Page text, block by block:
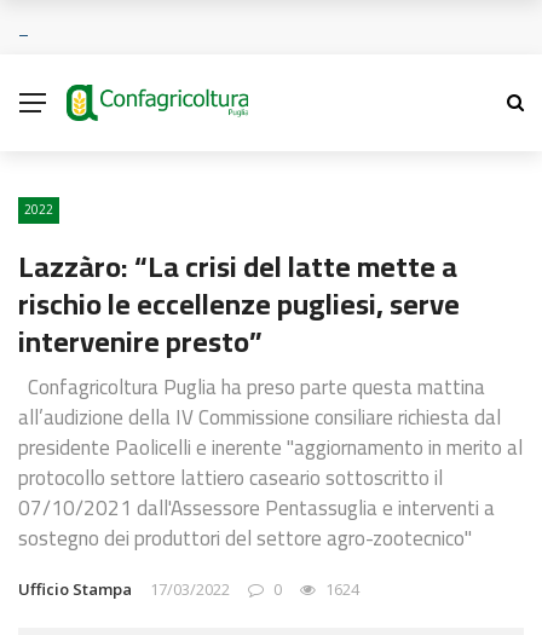
2022
Lazzàro: “La crisi del latte mette a
rischio le eccellenze pugliesi, serve
intervenire presto”
Confagricoltura Puglia ha preso parte questa mattina
all’audizione della IV Commissione consiliare richiesta dal
presidente Paolicelli e inerente "aggiornamento in merito al
protocollo settore lattiero caseario sottoscritto il
07/10/2021 dall'Assessore Pentassuglia e interventi a
sostegno dei produttori del settore agro-zootecnico"
Ufficio Stampa 17/03/2022 0 1624